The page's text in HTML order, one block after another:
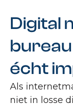
Digital
écht
Als
niet in losse